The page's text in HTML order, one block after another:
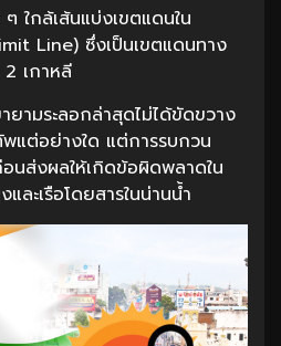
ใกล้เส้นแบ่งเขตแดนใน
Line) ซึ่งเป็นเขตแดนทาง
2 เกาหลี
ยามระลอกล่าสุดไม่ได้ขัดขวาง
แต่อย่างใด แต่การรบกวน
ส่งผลให้เกิดข้อผิดพลาดใน
และเรือโดยสารในน่านน้ำ